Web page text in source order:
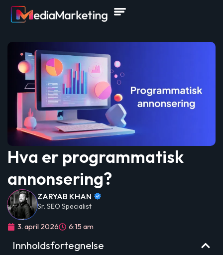
Hva er programmatisk
annonsering?
ZARYAB KHAN
Sr. SEO Specialist
3. april 2026 6:15 am
Innholdsfortegnelse